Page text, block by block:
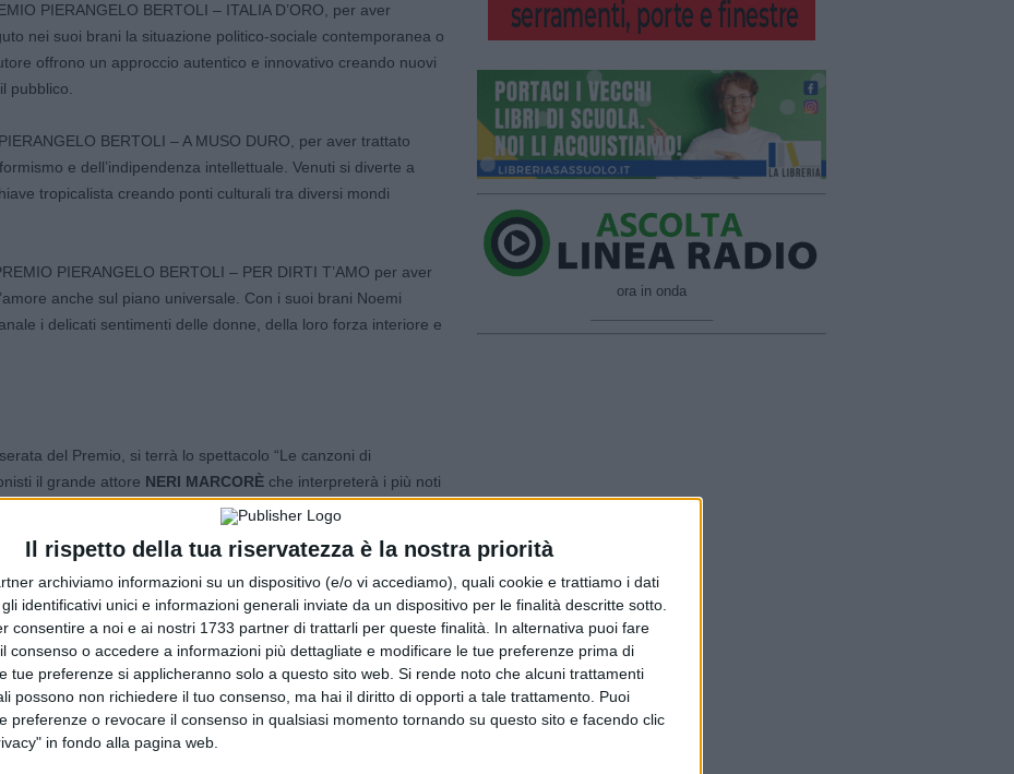
Il rispetto della tua riservatezza è la nostra priorità
archiviamo informazioni su un dispositivo (e/o vi accediamo), quali cookie e trattiamo i dati
identificativi unici e informazioni generali inviate da un dispositivo per le finalità descritte sotto.
consentire a noi e ai nostri 1733 partner di trattarli per queste finalità. In alternativa puoi fare
consenso o accedere a informazioni più dettagliate e modificare le tue preferenze prima di
tue preferenze si applicheranno solo a questo sito web. Si rende noto che alcuni trattamenti
possono non richiedere il tuo consenso, ma hai il diritto di opporti a tale trattamento. Puoi
preferenze o revocare il consenso in qualsiasi momento tornando su questo sito e facendo clic
in fondo alla pagina web.
PIERANGELO BERTOLI – ITALIA D’ORO, per aver
nei suoi brani la situazione politico-sociale contemporanea o
offrono un approccio autentico e innovativo creando nuovi
pubblico.
BERTOLI – A MUSO DURO, per aver trattato
e dell’indipendenza intellettuale. Venuti si diverte a
tropicalista creando ponti culturali tra diversi mondi
PIERANGELO BERTOLI – PER DIRTI T’AMO per aver
anche sul piano universale. Con i suoi brani Noemi
i delicati sentimenti delle donne, della loro forza interiore e
del Premio, si terrà lo spettacolo “Le canzoni di
il grande attore NERI MARCORÈche interpreterà i più noti
con
in un evento unico, mai andato
gli8 Nuovi Cantautoridel PREMIO PIERANGELO
tra gli oltre 350 candidati. Questi i nomi: MARCO ARATI
anni luce” e la cover “La Bala”, EMANUELE CONTE da
cover “Chiama Piano”, MARCO SFORZA da Reggio Emilia
“Una Strada”, ENIF (nome d’arte di Francesca Fiandaca) da
blu”, il duo MASALA & FORESTA (nomi d’arte di Miriam
e la cover “I Fiori che tu”, MICCI (nome d’arte di
“Due Mondi” e la cover “Così”, NAPODANO (nome d’arte di
ora in onda